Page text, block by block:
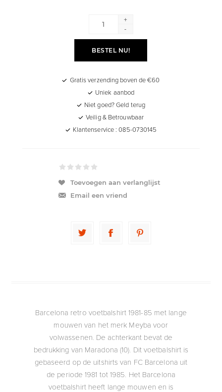
+
-
BESTEL NU!
Gratis verzending boven de €60
Uniek aanbod
Niet goed? Geld terug
Veilig & Betrouwbaar
Klantenservice : 085-0730145
Toevoegen aan verlanglijst
Email een vriend
Barcelona retro voetbalshirt 1981-85 met lange
mouwen van het merk Meyba voor
volwassenen. De achterkant bevat de
bedrukking van Maradona (10). Dit voetbalshirt is
gebaseerd op de uitshirts van FC Barcelona uit
de periode 1981 tot 1985. Het Barcelona
voetbalshirt heeft lange mouwen en is